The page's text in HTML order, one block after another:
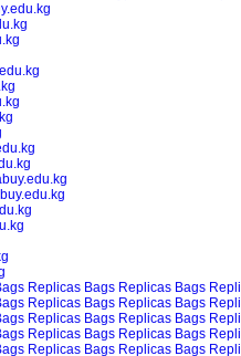
Replicas Bags Replicas Bags
Replicas Bags Replicas Bags
Replicas Bags Replicas Bags
Replicas Bags Replicas Bags
Replicas Bags Replicas Bags